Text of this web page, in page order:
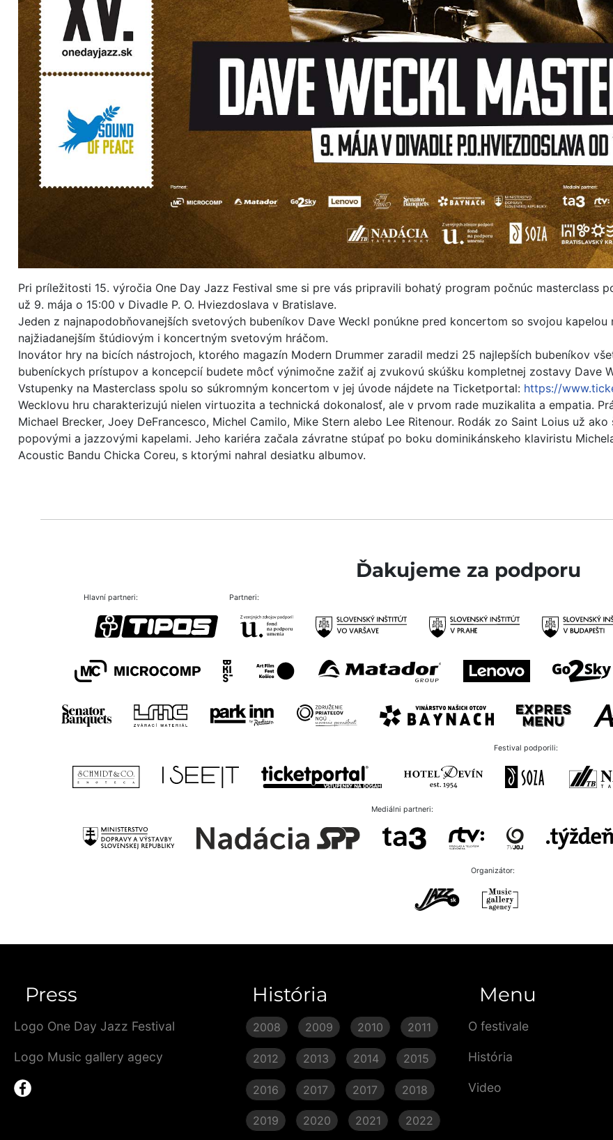
Pri príležitosti 15. výročia One Day Jazz Festival sme si pre vás pripravili bohatý program počnúc masterclass
už 9. mája o 15:00 v Divadle P. O. Hviezdoslava v Bratislave.
Jeden z najnapodobňovanejších svetových bubeníkov Dave Weckl ponúkne pred koncertom so svojou
najžiadanejším štúdiovým i koncertným svetovým hráčom.
Inovátor hry na bicích nástrojoch, ktorého magazín Modern Drummer zaradil medzi 25 najlepších bubeníkov
bubeníckych prístupov a koncepcií budete môcť výnimočne zažiť aj zvukovú skúšku kompletnej zostavy Dave
Vstupenky na Masterclass spolu so súkromným koncertom v jej úvode nájdete na Ticketportal: https://
Wecklovu hru charakterizujú nielen virtuozita a technická dokonalosť, ale v prvom rade muzikalita a empatia.
Michael Brecker, Joey DeFrancesco, Michel Camilo, Mike Stern alebo Lee Ritenour. Rodák zo Saint Loius už
popovými a jazzovými kapelami. Jeho kariéra začala závratne stúpať po boku dominikánskeho klaviristu
Acoustic Bandu Chicka Coreu, s ktorými nahral desiatku albumov.
Ďakujeme za podporu
Hlavní partneri: Partneri:
Festival podporili:
Mediálni partneri:
Organizátor:
Press
Logo One Day Jazz Festival
Logo Music gallery agecy
História
2008 2009 2010 2011
2012 2013 2014 2015
2016 2017 2017 2018
2019 2020 2021 2022
Menu
O festivale
História
Video